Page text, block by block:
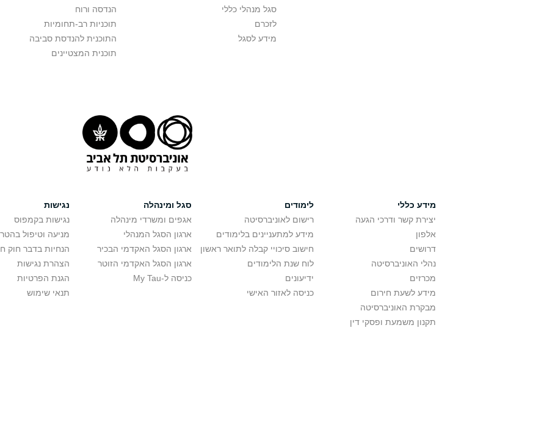
סגל מנהלי כללי
לזכרם
מידע לסגל
הנדסה ורוח
תוכניות רב-תחומיות
התוכנית להנדסת סביבה
תוכנית המצטיינים
מידע כללי
יצירת קשר ודרכי הגעה
אלפון
דרושים
נהלי האוניברסיטה
מכרזים
מידע לשעת חירום
מבקרת האוניברסיטה
תקנון משמעת ופסקי דין
לימודים
רישום לאוניברסיטה
מידע למתעניינים בלימודים
חישוב סיכויי קבלה לתואר ראשון
לוח שנת הלימודים
ידיעונים
כניסה לאזור האישי
סגל ומינהלה
אגפים ומשרדי מינהלה
ארגון הסגל המנהלי
ארגון הסגל האקדמי הבכיר
ארגון הסגל האקדמי הזוטר
כניסה ל-My Tau
נגישות
נגישות בקמפוס
מניעה וטיפול
הנחיות בדבר חוק
הצהרת נגישות
הגנת הפרטיות
תנאי שימוש